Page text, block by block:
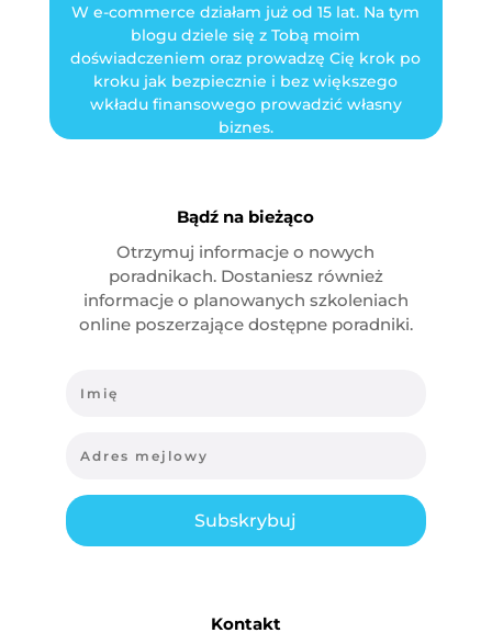
W e-commerce działam już od 15 lat. Na tym
blogu dziele się z Tobą moim
doświadczeniem oraz prowadzę Cię krok po
kroku jak bezpiecznie i bez większego
wkładu finansowego prowadzić własny
biznes.
Bądź na bieżąco
Otrzymuj informacje o nowych
poradnikach. Dostaniesz również
informacje o planowanych szkoleniach
online poszerzające dostępne poradniki.
Subskrybuj
Kontakt